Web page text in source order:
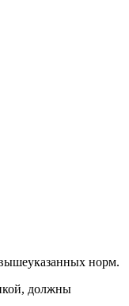
норм.
должны